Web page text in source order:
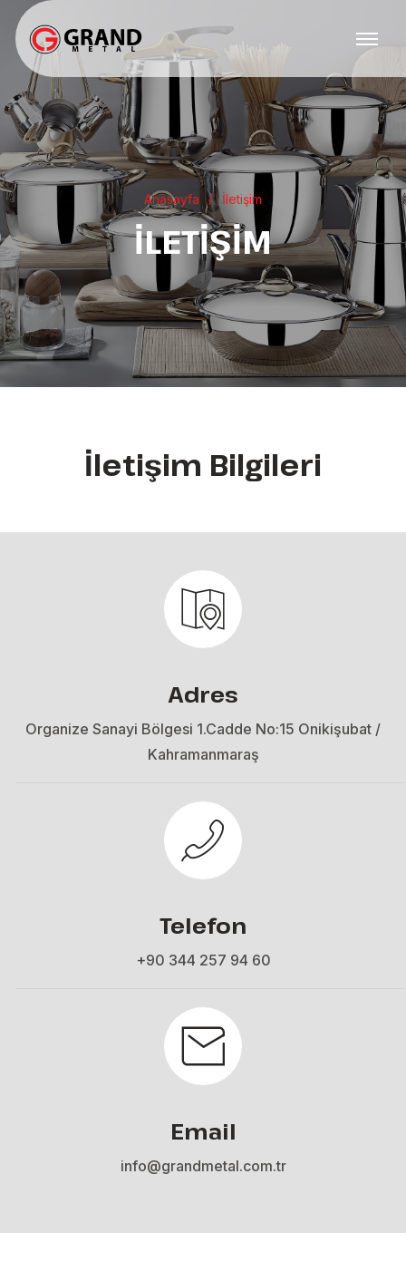
Anasayfa İletişim
İLETIŞIM
İletişim Bilgileri
Adres
Organize Sanayi Bölgesi 1.Cadde No:15 Onikişubat /
Kahramanmaraş
Telefon
+90 344 257 94 60
Email
info@grandmetal.com.tr